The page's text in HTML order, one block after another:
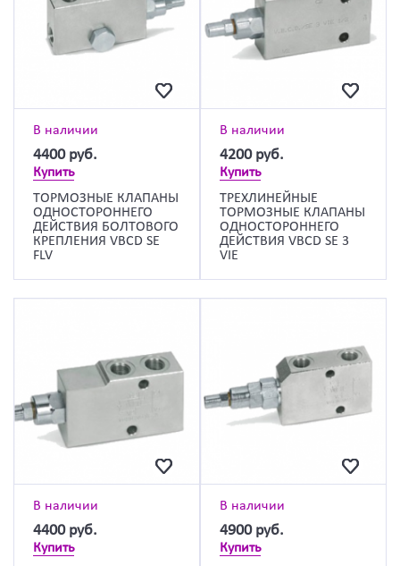
В наличии
4400 руб.
Купить
ТОРМОЗНЫЕ КЛАПАНЫ
ОДНОСТОРОННЕГО
ДЕЙСТВИЯ БОЛТОВОГО
КРЕПЛЕНИЯ VBCD SE
FLV
В наличии
4200 руб.
Купить
ТРЕХЛИНЕЙНЫЕ
ТОРМОЗНЫЕ КЛАПАНЫ
ОДНОСТОРОННЕГО
ДЕЙСТВИЯ VBCD SE 3
VIE
В наличии
4400 руб.
Купить
В наличии
4900 руб.
Купить